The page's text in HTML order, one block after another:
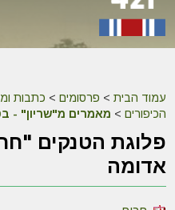
עמוד הבית > פרסומים > כתבות
הכיפורים > מאמרים מ"שריון" -
פלוגת הטנקים
אדומה